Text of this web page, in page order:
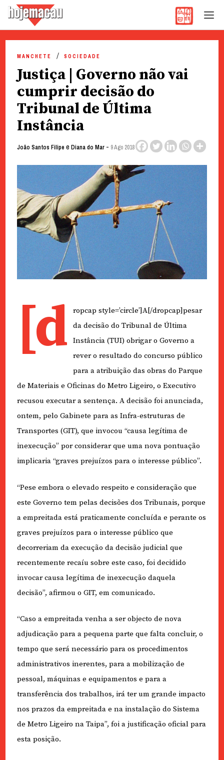
content
MANCHETE SOCIEDADE
Justiça | Governo não vai
cumprir decisão do
Tribunal de Última
Instância
João Santos Filipe e Diana do Mar- 9 Ago 2018
[d
ropcap style=’circle’]A[/dropcap]pesar
da decisão do Tribunal de Última
Instância (TUI) obrigar o Governo a
rever o resultado do concurso público
para a atribuição das obras do Parque
de Materiais e Oficinas do Metro Ligeiro, o Executivo
recusou executar a sentença. A decisão foi anunciada,
ontem, pelo Gabinete para as Infra-estruturas de
Transportes (GIT), que invocou “causa legítima de
inexecução” por considerar que uma nova pontuação
implicaria “graves prejuízos para o interesse público”.
“Pese embora o elevado respeito e consideração que
este Governo tem pelas decisões dos Tribunais, porque
a empreitada está praticamente concluída e perante os
graves prejuízos para o interesse público que
decorreriam da execução da decisão judicial que
recentemente recaíu sobre este caso, foi decidido
invocar causa legítima de inexecução daquela
decisão”, afirmou o GIT, em comunicado.
“Caso a empreitada venha a ser objecto de nova
adjudicação para a pequena parte que falta concluir, o
tempo que será necessário para os procedimentos
administrativos inerentes, para a mobilização de
pessoal, máquinas e equipamentos e para a
transferência dos trabalhos, irá ter um grande impacto
nos prazos da empreitada e na instalação do Sistema
de Metro Ligeiro na Taipa”, foi a justificação oficial para
esta posição.